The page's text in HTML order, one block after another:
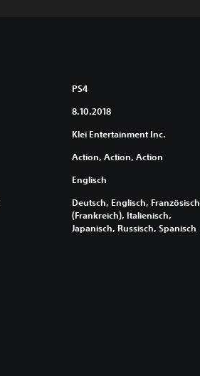
PS4
8.10.2018
Klei Entertainment Inc.
Action, Action, Action
Englisch
Deutsch, Englisch, Französisch
(Frankreich), Italienisch,
Japanisch, Russisch, Spanisch